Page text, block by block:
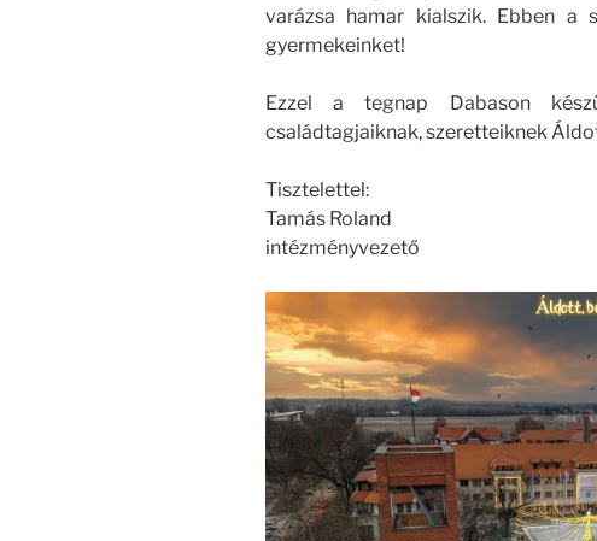
varázsa hamar kialszik. Ebben a
gyermekeinket!
Ezzel a tegnap Dabason
családtagjaiknak, szeretteiknek
Tisztelettel:
Tamás Roland
intézményvezető